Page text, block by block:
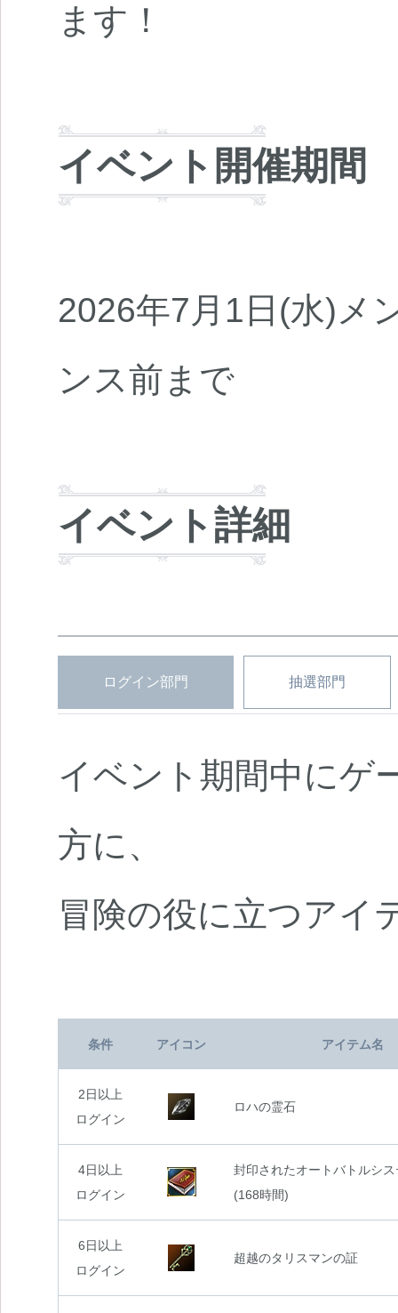
ます！
イベント開催期間
2026年7月1日(水)メ
ンス前まで
イベント詳細
ログイン部門 抽選部門
イベント期間中にゲ
方に、
冒険の役に立つアイ
条件 アイコン アイテム名
2日以上
ログイン
ロハの霊石
4日以上
ログイン
封印されたオートバトルシス
(168時間)
6日以上
ログイン
超越のタリスマンの証